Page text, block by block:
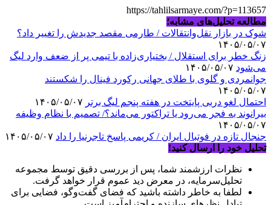
https://tahlilsarmaye.com/?p=113657
مطالعه تحلیل‌های مشابه؛
شوک در بازار نقل‌وانتقالات / طارمی مقصد جدیدش را تغییر داد؟
۱۴۰۵/۰۵/۰۷
زنگ خطر برای استقلال / بختیاری‌زاده با تیمی پر از ضعف وارد لیگ
می‌شود
جوانمردی و گلوی با طلای جهانی رکورد فینال را شکستند
۱۴۰۵/۰۵/۰۷
احتمال لغو دربی پایتخت در هفته پنجم لیگ برتر
بیرانوند به فجر می‌رود یا تراکتور می‌ماند؟/ تصمیم با نظام وظیفه
۱۴۰۵/۰۵/۰۷
جنجال تازه در فوتبال ایران / کریمی پاسخ تاجرنیا را داد
تحلیل خود را ارسال کنید!
نظرات ارزشمند شما، پس از بررسی دقیق توسط مجموعه
تحلیل‌سرمایه، در معرض دید عموم قرار خواهد گرفت.
لطفا به خاطر داشته باشید که فضای گفت‌وگو، فضایی برای